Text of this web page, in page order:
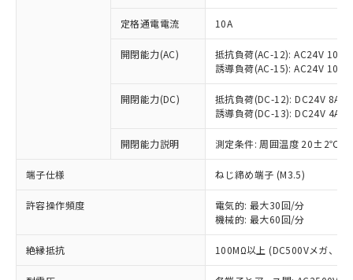
定格通電電流 10A
開閉能力(AC)
抵抗負荷(AC-12): AC24V 10A/
誘導負荷(AC-15): AC24V
開閉能力(DC)
抵抗負荷(DC-12): DC24V 8A/
誘導負荷(DC-13): DC24V 4A/
開閉能力説明 測定条件: 周囲温度 20±2℃、
端子仕様 ねじ締め端子 (M3.5)
許容操作頻度
電気的: 最大30回/分
機械的: 最大60回/分
絶縁抵抗 100MΩ以上 (DC500Vメガ、点
ご利用条件
以下の条件をお読みいただき、同意のうえ
ご利用ください。
本サービスは、当社制御機器事業取扱
商品の当社在庫状況および標準価格
(税抜)を提供させていただくもので
当社制御機器事業取扱商品の中には、
本サービスの対象外となる商品もある
対応済み：EU RoHS指令（10物質）の
非含有に対応した製品が提供可能な商品で
対応予定：EU RoHS指令（10物質）の非含
有に対応した製品に切り替える予定のある
対応予定なし：EU RoHS指令（10物質）の
非含有に非対応の商品で、対応品を出す予
調査・確認中：EU RoHS指令（10物質）の
非含有の対応状況を調査中または確認中の
商品です。
非該当品：ライセンス料など無形物で、有
害物質有無と関係のない商品です。
仕入先様の事情により、非含有部品として
いたものが、含有品と判明した場合などや
「○」：最大均質材料含有率が中国RoHSの
基準値以下であることを示します。
「×」：最大均質材料含有率が中国RoHSの
基準値を超えていることを示します。
当社は、これら貴社製品のうち、外国